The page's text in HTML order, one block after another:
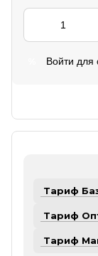
Войти для
Тариф
Тариф
Тариф